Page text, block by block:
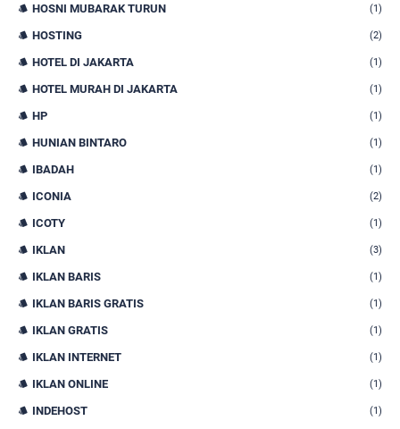
HOSNI MUBARAK TURUN (1)
HOSTING (2)
HOTEL DI JAKARTA (1)
HOTEL MURAH DI JAKARTA (1)
HP (1)
HUNIAN BINTARO (1)
IBADAH (1)
ICONIA (2)
ICOTY (1)
IKLAN (3)
IKLAN BARIS (1)
IKLAN BARIS GRATIS (1)
IKLAN GRATIS (1)
IKLAN INTERNET (1)
IKLAN ONLINE (1)
INDEHOST (1)